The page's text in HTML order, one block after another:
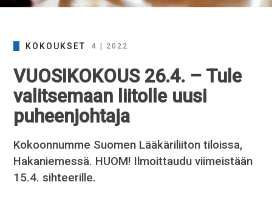
KOKOUKSET 4 | 2022
VUOSIKOKOUS 26.4. – Tule
valitsemaan liitolle uusi
puheenjohtaja
Kokoonnumme Suomen Lääkäriliiton tiloissa,
Hakaniemessä. HUOM! Ilmoittaudu viimeistään
15.4. sihteerille.